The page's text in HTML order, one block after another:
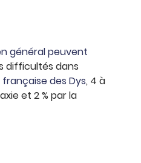
général peuvent
difficultés dans
des Dys, 4 à
et 2 % par la